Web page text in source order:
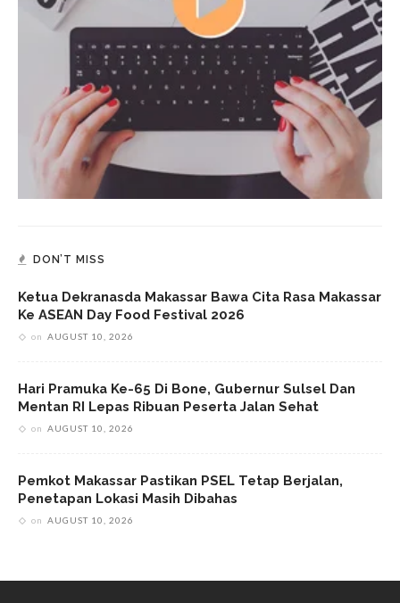
DON’T MISS
Ketua Dekranasda Makassar Bawa Cita Rasa Makassar
Ke ASEAN Day Food Festival 2026
on AUGUST 10, 2026
Hari Pramuka Ke-65 Di Bone, Gubernur Sulsel Dan
Mentan RI Lepas Ribuan Peserta Jalan Sehat
on AUGUST 10, 2026
Pemkot Makassar Pastikan PSEL Tetap Berjalan,
Penetapan Lokasi Masih Dibahas
on AUGUST 10, 2026